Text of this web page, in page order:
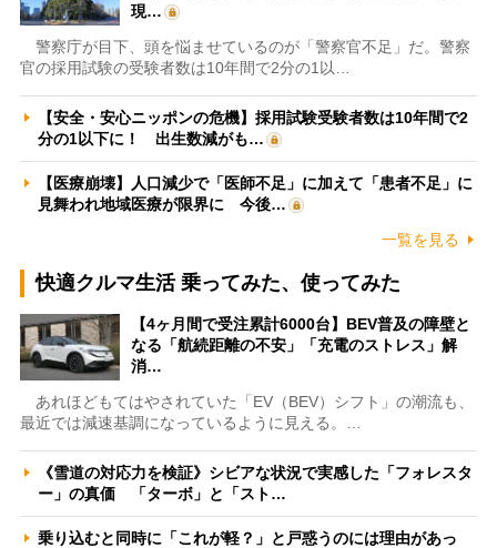
現…
警察庁が目下、頭を悩ませているのが「警察官不足」だ。警察
官の採用試験の受験者数は10年間で2分の1以…
【安全・安心ニッポンの危機】採用試験受験者数は10年間で2
分の1以下に！ 出生数減がも…
【医療崩壊】人口減少で「医師不足」に加えて「患者不足」に
見舞われ地域医療が限界に 今後…
一覧を見る
快適クルマ生活 乗ってみた、使ってみた
【4ヶ月間で受注累計6000台】BEV普及の障壁と
なる「航続距離の不安」「充電のストレス」解
消…
あれほどもてはやされていた「EV（BEV）シフト」の潮流も、
最近では減速基調になっているように見える。…
《雪道の対応力を検証》シビアな状況で実感した「フォレスタ
ー」の真価 「ターボ」と「スト…
乗り込むと同時に「これが軽？」と戸惑うのには理由があっ